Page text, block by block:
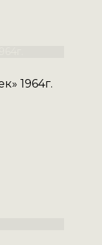
1964г.